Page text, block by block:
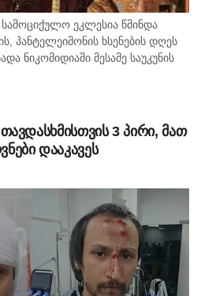
ეკლესია წმინდა
პანტელეიმონის ხსენების დღეს
ნიკომიდიაში მესამე საუკუნის
ტაძარი, რომელშიც არ იყოს
მკურნალის,...
3 პირი, მათ
დააკავეს